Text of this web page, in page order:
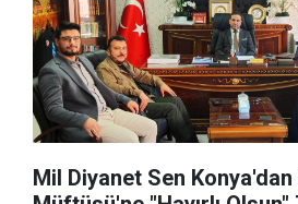
Mil Diyanet Sen